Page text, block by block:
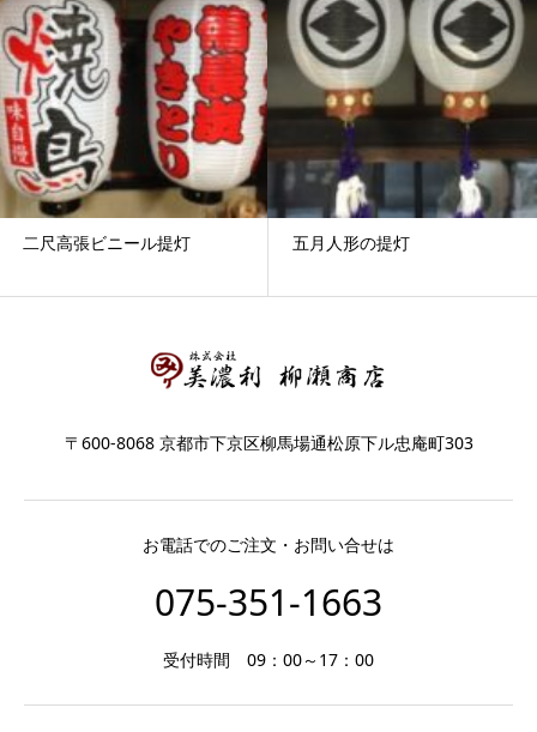
二尺高張ビニール提灯 五月人形の提灯
〒600-8068 京都市下京区柳馬場通松原下ル忠庵町303
お電話でのご注文・お問い合せは
075-351-1663
受付時間 09：00～17：00